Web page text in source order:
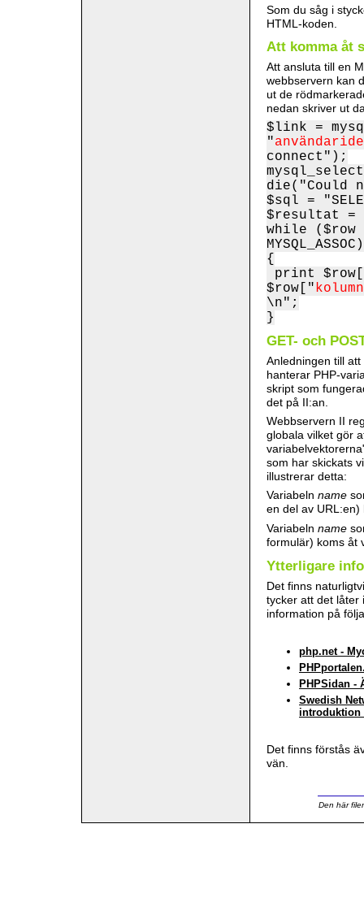
Som du såg i
HTML-koden.
Att komma åt
Att ansluta till en
webbservern kan
ut de
nedan skriver ut
$link =
"
connect");
die("Could
$sql =
$resultat =
while ($row
{
print
$row["
\n";
}
GET- och
Anledningen till
hanterar PHP-
skript som
det på II:an.
Webbservern II
globala vilket gör
som har skickats
illustrerar detta:
Variabeln name
en del av
Variabeln name
formulär) koms åt
Ytterligare
Det finns
tycker att det låter
information på
php.net -
PHPSidan -
Swedish
introduktion
Det finns förstås
vän.
Den här